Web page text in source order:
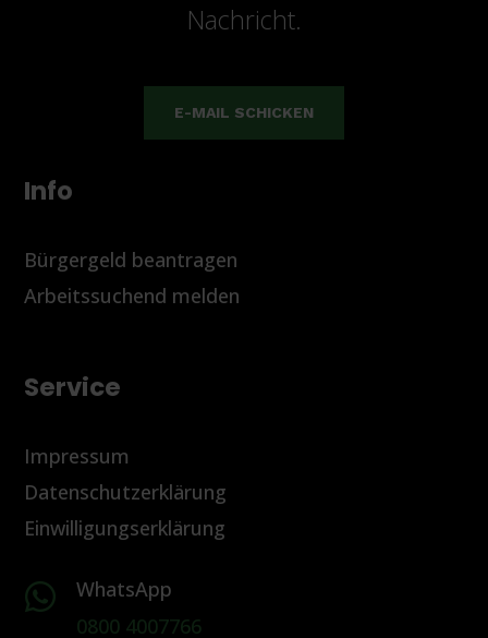
Nachricht.
E-MAIL SCHICKEN
Info
Bürgergeld beantragen
Arbeitssuchend melden
Service
Impressum
Datenschutzerklärung
Einwilligungserklärung

WhatsApp
0800 4007766